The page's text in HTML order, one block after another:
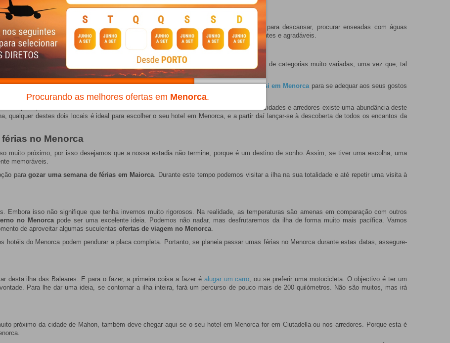
um destino bonito como poucos outros lugares no Mar Mediterrâneo. Um lugar para descansar, procurar enseadas com águas
de uma viagem a Menorca. Podem parecer muito simples, mas são muito estimulantes e agradáveis.
pode encontrar magníficos estabelecimentos em praticamente todos os cantos da ilha. E de categorias muito variadas, uma vez que, tal
hotéis baratos no Menorca.
nos, e em Centraldevacaciones.pt podemos preparar umpacote de férias para si em Menorcapara se adequar aos seus gostos
principalmente nas duas maiores cidades da ilha: Mahon e Ciutadella. Nestas duas cidades e arredores existe uma abundância deste
qualquer destes dois locais é ideal para escolher o seu hotel em Menorca, e a partir daí lançar-se à descoberta de todos os encantos da
no Menorca
muito próximo, por isso desejamos que a nossa estadia não termine, porque é um destino de sonho. Assim, se tiver uma escolha, uma
memoráveis.
paragozar uma semana de férias em Maiorca. Durante este tempo podemos visitar a ilha na sua totalidade e até repetir uma visita à
Embora isso não signifique que tenha invernos muito rigorosos. Na realidade, as temperaturas são amenas em comparação com outros
no Menorcapode ser uma excelente ideia. Podemos não nadar, mas desfrutaremos da ilha de forma muito mais pacífica. Vamos
de aproveitar algumas suculentas ofertas de viagem no Menorca.
hotéis do Menorca podem pendurar a placa completa. Portanto, se planeia passar umas férias no Menorca durante estas datas, assegure-
desta ilha das Baleares. E para o fazer, a primeira coisa a fazer é alugar um carro, ou se preferir uma motocicleta. O objectivo é ter um
Para lhe dar uma ideia, se contornar a ilha inteira, fará um percurso de pouco mais de 200 quilómetros. Não são muitos, mas irá
próximo da cidade de Mahon, também deve chegar aqui se o seu hotel em Menorca for em Ciutadella ou nos arredores. Porque esta é
Procurando as melhores ofertas em Menorca.